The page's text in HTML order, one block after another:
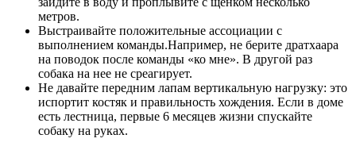
метров.
Выстраивайте положительные ассоциации с
выполнением команды.Например, не берите дратхаара
на поводок после команды «ко мне». В другой раз
собака на нее не среагирует.
Не давайте передним лапам вертикальную нагрузку: это
испортит костяк и правильность хождения. Если в доме
есть лестница, первые 6 месяцев жизни спускайте
собаку на руках.